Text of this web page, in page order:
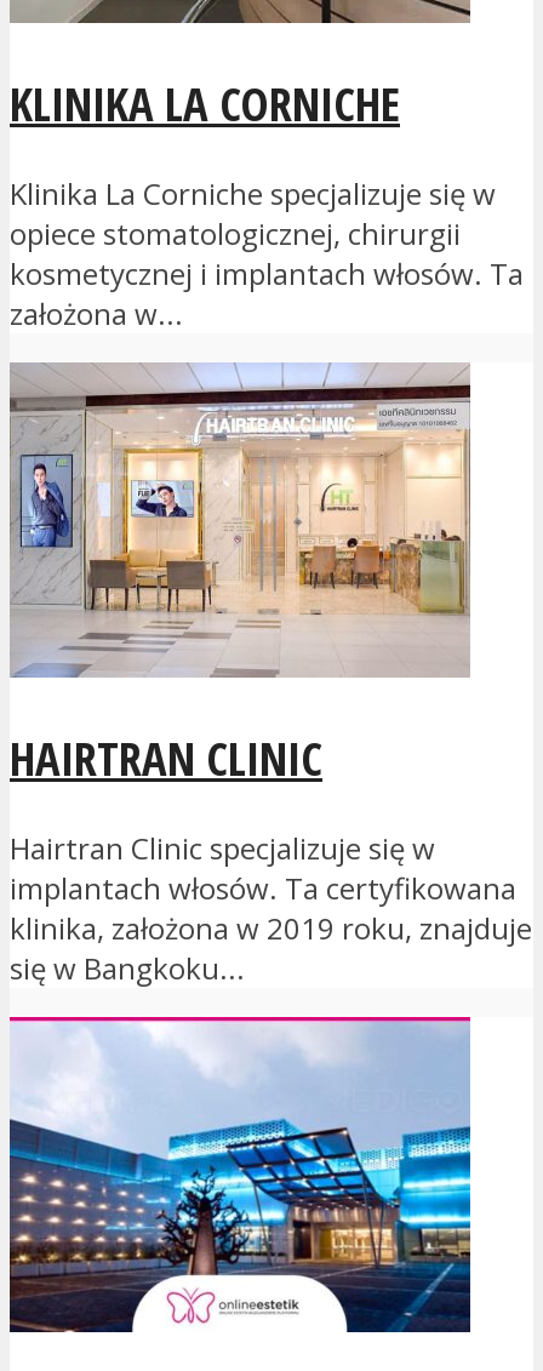
KLINIKA LA CORNICHE
Klinika La Corniche specjalizuje się w
opiece stomatologicznej, chirurgii
kosmetycznej i implantach włosów. Ta
założona w...
HAIRTRAN CLINIC
Hairtran Clinic specjalizuje się w
implantach włosów. Ta certyfikowana
klinika, założona w 2019 roku, znajduje
się w Bangkoku...